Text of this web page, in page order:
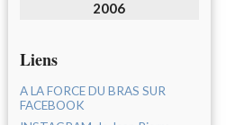
2006
Liens
A LA FORCE DU BRAS SUR
FACEBOOK